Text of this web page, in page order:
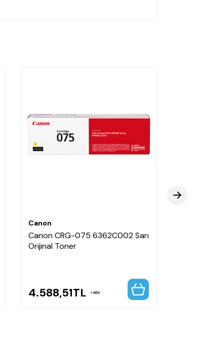
Canon
Canon CRG-075 6362C002 Sarı
Orijinal Toner
4.588,51TL KDV